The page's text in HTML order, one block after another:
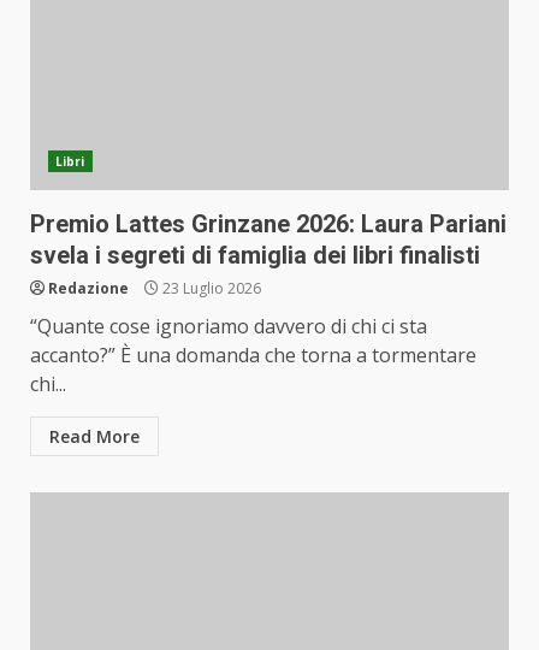
Libri
Premio Lattes Grinzane 2026: Laura Pariani
svela i segreti di famiglia dei libri finalisti
Redazione 23 Luglio 2026
“Quante cose ignoriamo davvero di chi ci sta
accanto?” È una domanda che torna a tormentare
chi...
Read More